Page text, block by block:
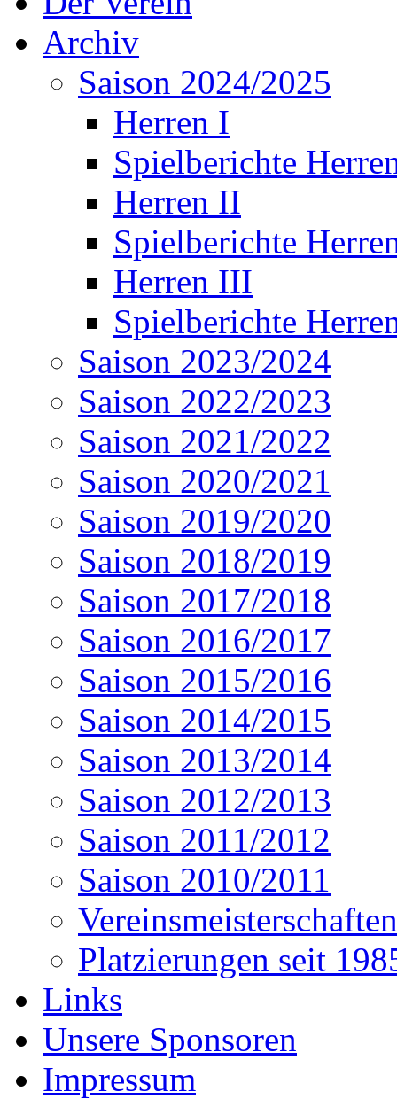
Archiv
Saison 2024/2025
Herren I
Spielberichte
Herren II
Spielberichte
Herren III
Spielberichte
Saison 2023/2024
Saison 2022/2023
Saison 2021/2022
Saison 2020/2021
Saison 2019/2020
Saison 2018/2019
Saison 2017/2018
Saison 2016/2017
Saison 2015/2016
Saison 2014/2015
Saison 2013/2014
Saison 2012/2013
Saison 2011/2012
Saison 2010/2011
Vereinsmeisterschaften
Platzierungen seit
Links
Unsere Sponsoren
Impressum